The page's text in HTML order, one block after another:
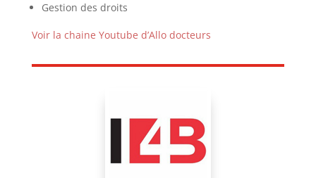
Gestion des droits
Voir la chaine Youtube d’Allo docteurs